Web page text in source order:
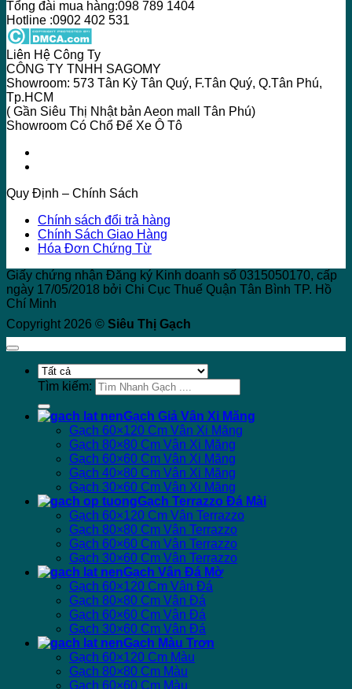
Tổng đài mua hàng:098 789 1404
Hotline :0902 402 531
Liên Hệ Công Ty
CÔNG TY TNHH SAGOMY
Showroom: 573 Tân Kỳ Tân Quý, F.Tân Quý, Q.Tân Phú,
Tp.HCM
( Gần Siêu Thị Nhật bản Aeon mall Tân Phú)
Showroom Có Chổ Để Xe Ô Tô
Quy Định – Chính Sách
Chính sách đổi trả hàng
Chính Sách Giao Hàng
Hóa Đơn Chứng Từ
Giấy chứng nhận Đăng ký Kinh doanh số 0315050170, cấp
ngày 17/05/2018 bởi Chi Cục Thuế Quận Tân Bình TP. Hồ
Chí Minh
Copyright 2026 © Siêu Thị Gạch
Tìm kiếm:
Gạch Giả Vân Xi Măng
Gạch 60×120 Cm Vân Xi Măng
Gạch 80×80 Cm Vân Xi Măng
Gạch 60×60 Cm Vân Xi Măng
Gạch 40×80 Cm Vân Xi Măng
Gạch 30×60 Cm Vân Xi Măng
Gạch Terrazzo Đá Mài
Gạch 60×120 Cm Vân Terrazzo
Gạch 80×80 Cm Vân Terrazzo
Gạch 60×60 Cm Vân Terrazzo
Gạch 30×60 Cm Vân Terrazzo
Gạch Vân Đá Mờ
Gạch 60×120 Cm Vân Đá
Gạch 80×80 Cm Vân Đá
Gạch 60×60 Cm Vân Đá
Gạch 30×60 Cm Vân Đá
Gạch Màu Trơn
Gạch 60×120 Cm Màu
Gạch 80×80 Cm Màu
Gạch 60×60 Cm Màu